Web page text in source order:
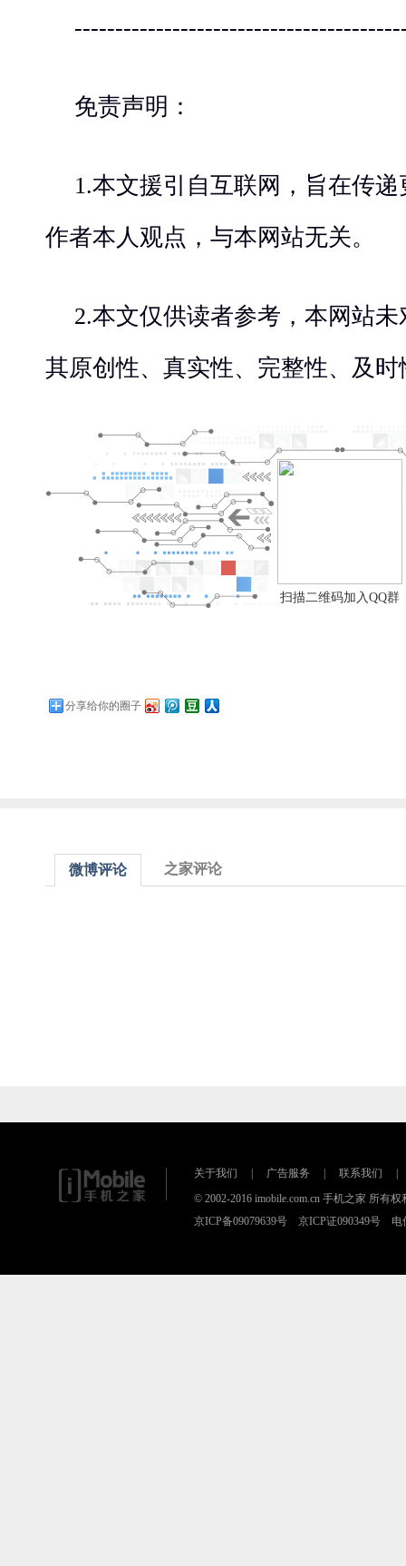
免责声明：
1.本文援引自互联网，旨在传
作者本人观点，与本网站无关。
2.本文仅供读者参考，本网站
其原创性、真实性、完整性、及
扫描二维码加入QQ群
分享给你的圈子
微博评论 之家评论
关于我们 广告服务 联系我们
© 2002-2016 imobile.com.cn 手机之家 所有
京ICP备09079639号 京ICP证090349号 电